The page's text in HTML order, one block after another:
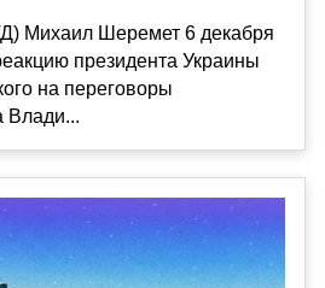
Михаил Шеремет 6 декабря
президента Украины
на переговоры
Влади...